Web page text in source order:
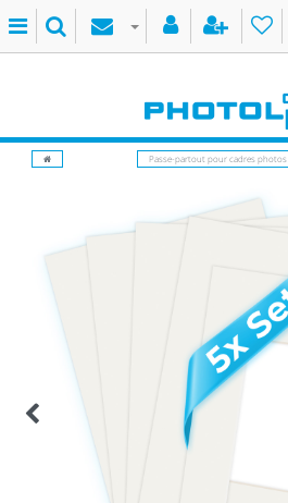
Passe-partout pour cadres photos